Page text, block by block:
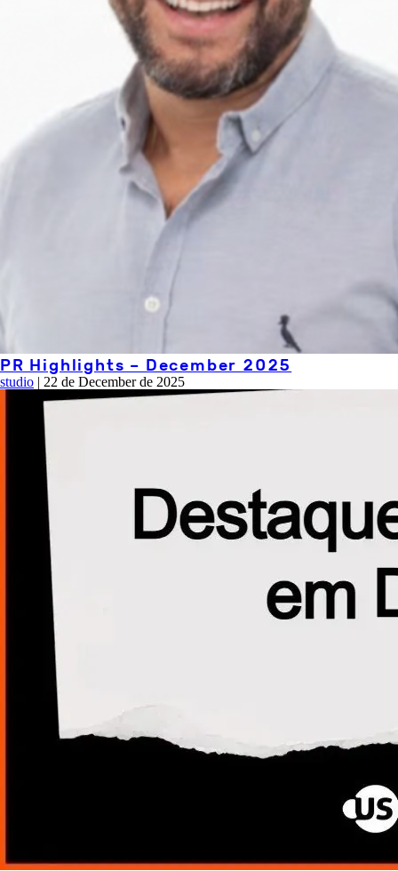
PR Highlights – December 2025
studio | 22 de December de 2025